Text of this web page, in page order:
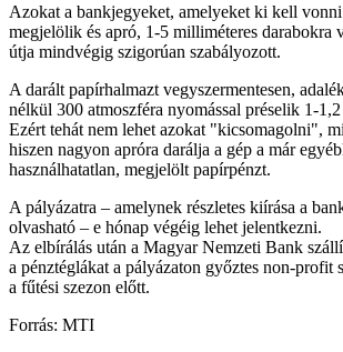
Azokat a bankjegyeket, amelyeket ki kell
megjelölik és apró, 1-5 milliméteres darabokra
útja mindvégig szigorúan szabályozott.
A darált papírhalmazt vegyszermentesen,
nélkül 300 atmoszféra nyomással préselik 1-
Ezért tehát nem lehet azokat "kicsomagolni",
hiszen nagyon apróra darálja a gép a már
használhatatlan, megjelölt papírpénzt.
A pályázatra – amelynek részletes kiírása a
olvasható – e hónap végéig lehet jelentkezni.
Az elbírálás után a Magyar Nemzeti Bank
a pénztéglákat a pályázaton győztes non-profit
a fűtési szezon előtt.
Forrás: MTI